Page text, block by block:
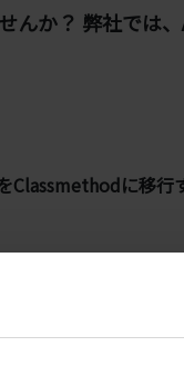
か？ 弊社では
Classmethodに移行
が対象となります。